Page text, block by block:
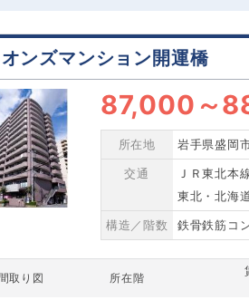
ンズマンション開運橋
87,000 ～
所在地
岩手県盛岡
交通
ＪＲ東北本
東北・北海
構造／階数
鉄骨鉄筋コ
取り図 所在階